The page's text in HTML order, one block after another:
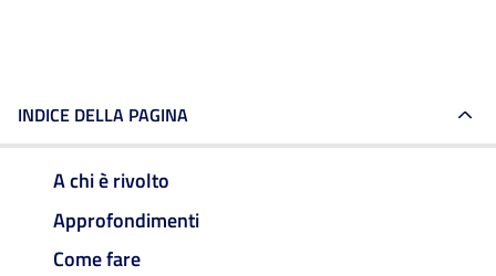
INDICE DELLA PAGINA
A chi è rivolto
Approfondimenti
Come fare